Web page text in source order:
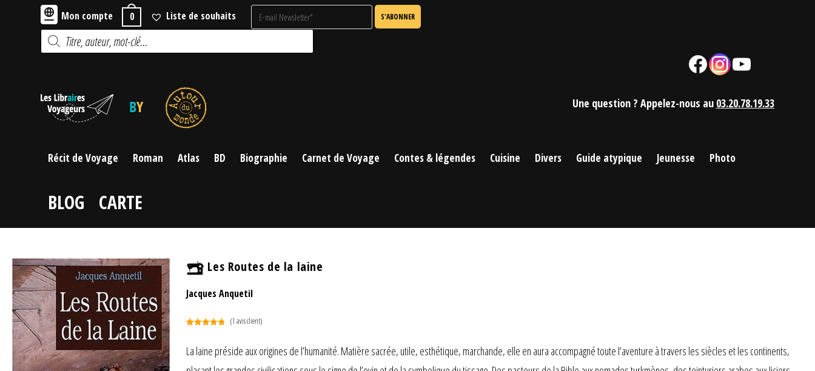
Mon compte 0 Liste de souhaits
Recherche
de
produits
FacebookInstagramYouTube
Une question ? Appelez-nous au 03.20.78.19.33
Récit de Voyage Roman Atlas BD Biographie Carnet de Voyage Contes & légendes Cuisine Divers Guide atypique Jeunesse Photo
BLOG CARTE
Les Routes de la laine
Jacques Anquetil
basé sur
notation
(1 avis client)
La laine préside aux origines de l’humanité. Matière sacrée, utile, esthétique, marchande, elle en aura accompagné toute l’aventure à travers les siècles et les continents,